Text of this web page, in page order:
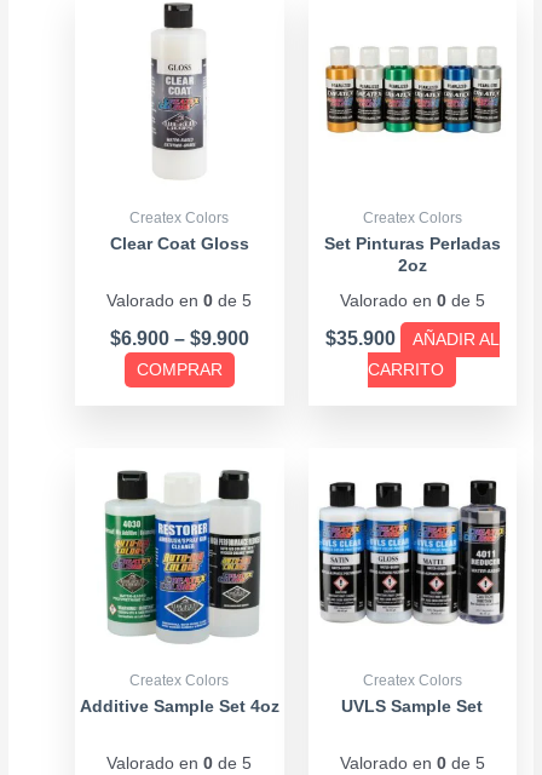
Createx Colors
Clear Coat Gloss
Valorado en0 de 5
$6.900 – $9.900
COMPRAR
pueden
en
la
página
Createx Colors
Set Pinturas Perladas
2oz
Valorado en 0de 5
$35.900
AÑADIR AL
CARRITO
Createx Colors
Additive Sample Set 4oz
Valorado en0 de 5
Createx Colors
UVLS Sample Set
Valorado en 0de 5